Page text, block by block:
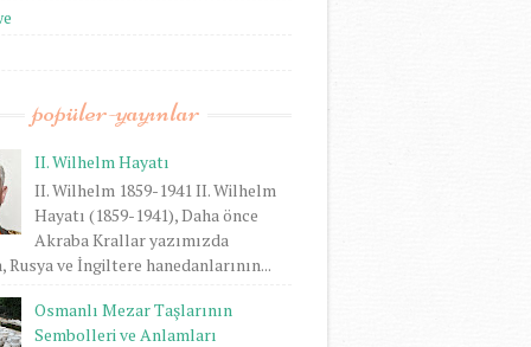
popüler-yayınlar
II. Wilhelm Hayatı
II. Wilhelm 1859-1941 II. Wilhelm
Hayatı (1859-1941), Daha önce
Akraba Krallar yazımızda
Rusya ve İngiltere hanedanlarının...
Osmanlı Mezar Taşlarının
Sembolleri ve Anlamları